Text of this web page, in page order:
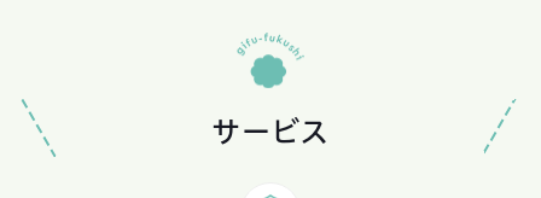
サービス